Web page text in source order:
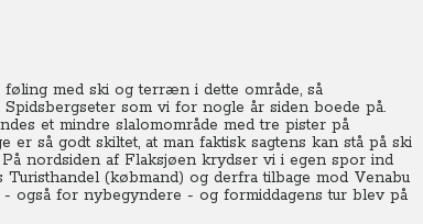
med ski og terræn i dette område, så
som vi for nogle år siden boede på.
et mindre slalomområde med tre pister på
så godt skiltet, at man faktisk sagtens kan stå på ski
nordsiden af Flaksjøen krydser vi i egen spor ind
(købmand) og derfra tilbage mod Venabu
også for nybegyndere - og formiddagens tur blev på